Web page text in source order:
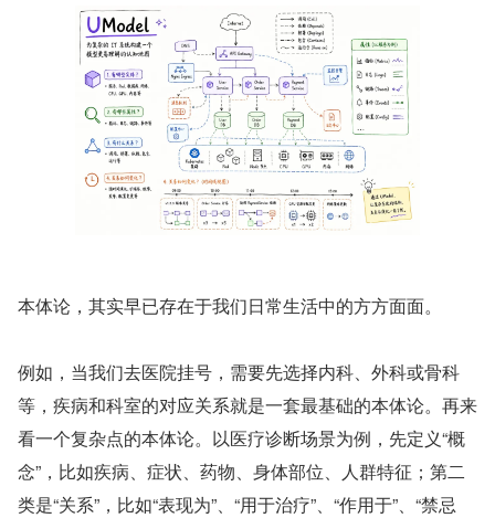
本体论，其实早已存在于我们日常生活中的方方面面。
例如，当我们去医院挂号，需要先选择内科、外科或骨科
等，疾病和科室的对应关系就是一套最基础的本体论。再来
看一个复杂点的本体论。以医疗诊断场景为例，先定义“概
念”，比如疾病、症状、药物、身体部位、人群特征；第二
类是“关系”，比如“表现为”、“用于治疗”、“作用于”、“禁忌